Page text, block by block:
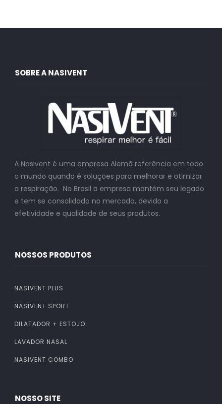
SOBRE A NASIVENT
A Nasivent é uma empresa Alemã referência em todo
o mundo quando é soluções para melhorar e otimizar
a respiração. No Brasil a empresa mantém seu legado
e tem se consolidado no mercado, devido a
efetividade e qualidade de seus produtos.
NOSSOS PRODUTOS
NASIVENT PLUS
NASIVENT SPORT
DILATADOR + ESTOJO
LAVADOR NASAL
NASIVENT COMBO
NOSSO SITE